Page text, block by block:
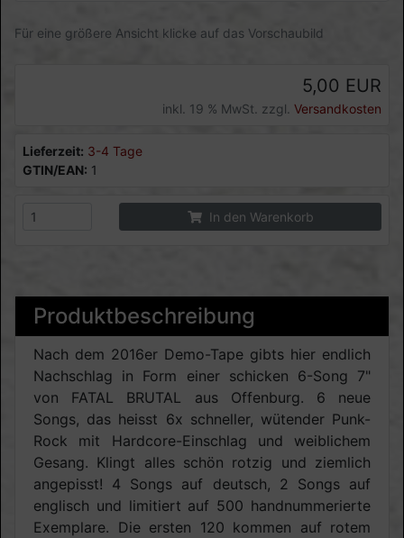
Für eine größere Ansicht klicke auf das Vorschaubild
5,00 EUR
inkl. 19 % MwSt. zzgl. Versandkosten
Lieferzeit: 3-4 Tage
GTIN/EAN: 1
In den Warenkorb
Produktbeschreibung
Nach dem 2016er Demo-Tape gibts hier endlich
Nachschlag in Form einer schicken 6-Song 7"
von FATAL BRUTAL aus Offenburg. 6 neue
Songs, das heisst 6x schneller, wütender Punk-
Rock mit Hardcore-Einschlag und weiblichem
Gesang. Klingt alles schön rotzig und ziemlich
angepisst! 4 Songs auf deutsch, 2 Songs auf
englisch und limitiert auf 500 handnummerierte
Exemplare. Die ersten 120 kommen auf rotem